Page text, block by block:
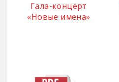
Гала-концерт
«Новые имена»